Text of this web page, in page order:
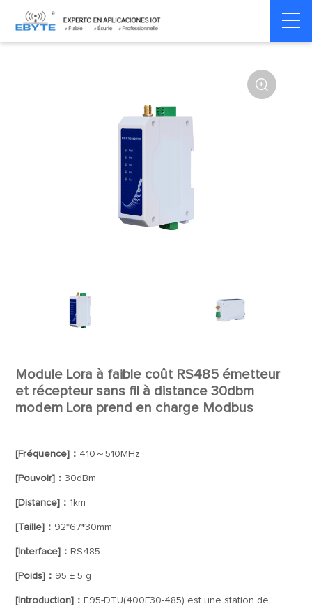
Home > Modem > Wireless modem LoRa wirelss modem

Module Lora à faible coût RS485 émetteur
et récepteur sans fil à distance 30dbm
modem Lora prend en charge Modbus
[Fréquence]： 410～510MHz
[Pouvoir]：30dBm
[Distance]： 1km
[Taille]： 92*67*30mm
[Interface]： RS485
[Poids]： 95 ± 5 g
[Introduction]： E95-DTU(400F30-485) est une station de